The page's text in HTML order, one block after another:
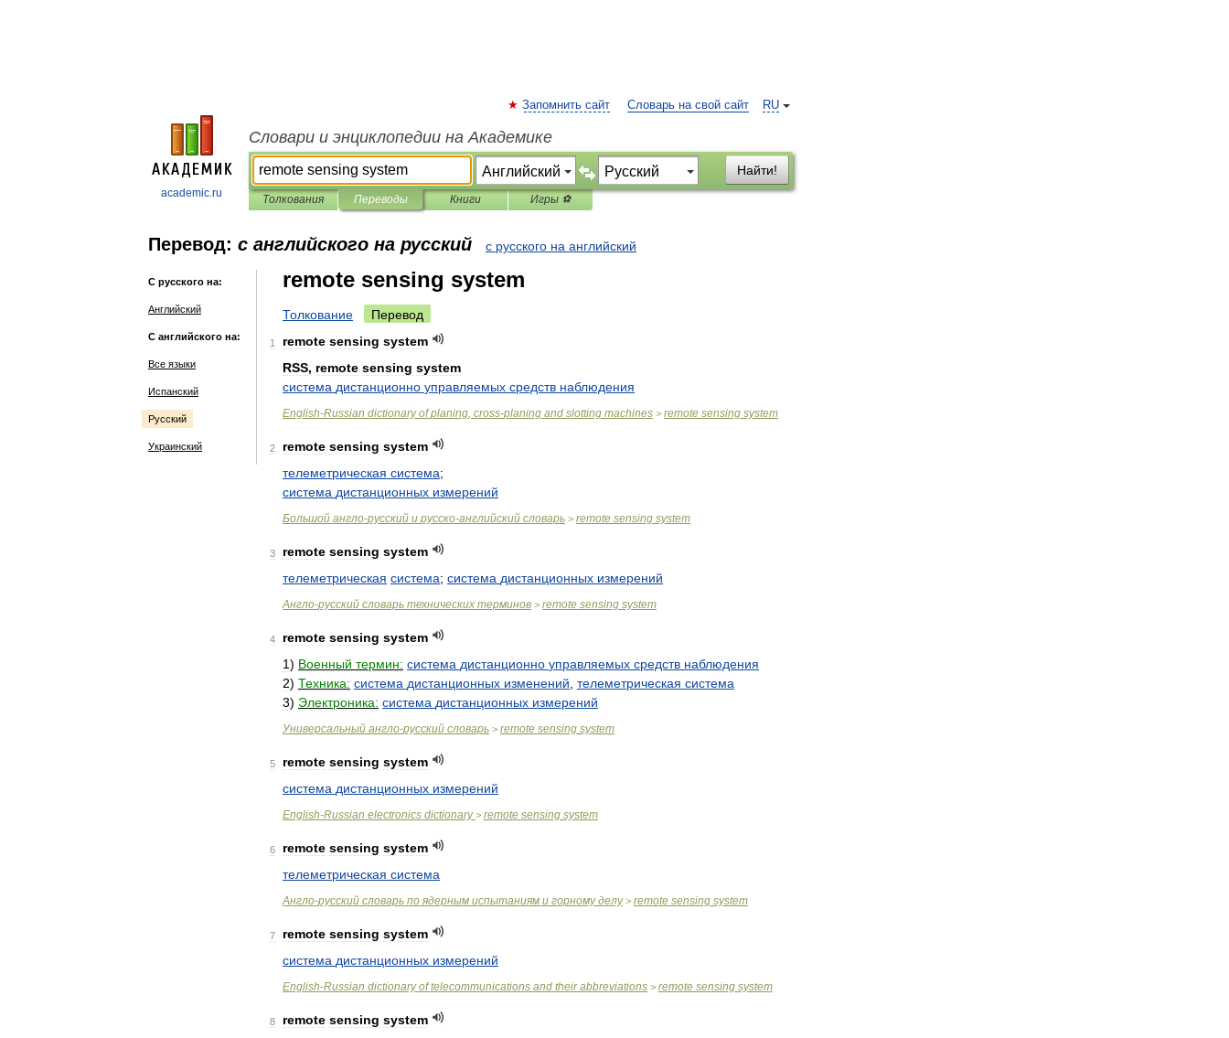
academic.ru
RU
Запомнить сайт Словарь на свой сайт
Словари и энциклопедии на Академике
Найти!
Толкования Переводы Книги Игры ⚽
Перевод: с английского на русский с русского на английский
С русского на:
Английский
С английского на:
Все языки
Испанский
Русский
Украинский
remote sensing system
Толкование Перевод
1 remote sensing system
RSS, remote sensing system
система дистанционно управляемых средств наблюдения
English-Russian dictionary of planing, cross-planing and slotting machines > remote sensing system
2 remote sensing system
телеметрическая система;
система дистанционных измерений
Большой англо-русский и русско-английский словарь > remote sensing system
3 remote sensing system
телеметрическая система; система дистанционных измерений
Англо-русский словарь технических терминов > remote sensing system
4 remote sensing system
1) Военный термин: система дистанционно управляемых средств наблюдения
2) Техника: система дистанционных изменений телеметрическая система
3) Электроника: система дистанционных измерений
Универсальный англо-русский словарь > remote sensing system
5 remote sensing system
система дистанционных измерений
English-Russian electronics dictionary > remote sensing system
6 remote sensing system
телеметрическая система
Англо-русский словарь по ядерным испытаниям и горному делу> remote sensing system
7 remote sensing system
система дистанционных измерений
English-Russian dictionary of telecommunications and their abbreviations > remote sensing system
8 remote sensing system